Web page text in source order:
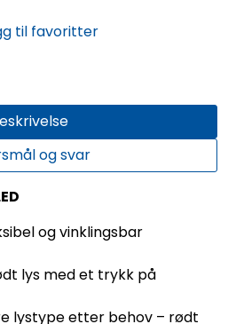
til favoritter
og svar
og vinklingsbar
lys med et trykk på
lystype etter behov – rødt